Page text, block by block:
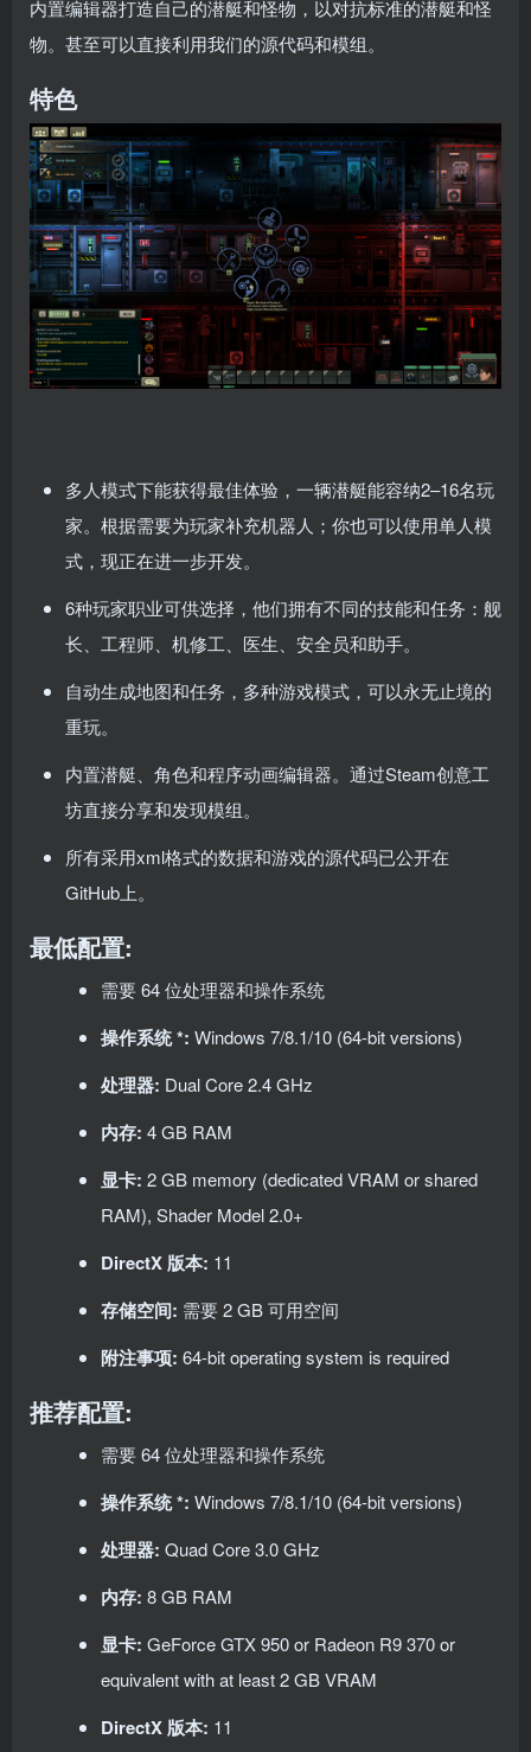
内置编辑器打造自己的潜艇和怪物，以对抗标准的潜艇和怪
物。甚至可以直接利用我们的源代码和模组。
特色
多人模式下能获得最佳体验，一辆潜艇能容纳2–16名玩
家。根据需要为玩家补充机器人；你也可以使用单人模
式，现正在进一步开发。
6种玩家职业可供选择，他们拥有不同的技能和任务：舰
长、工程师、机修工、医生、安全员和助手。
自动生成地图和任务，多种游戏模式，可以永无止境的
重玩。
内置潜艇、角色和程序动画编辑器。通过Steam创意工
坊直接分享和发现模组。
所有采用xml格式的数据和游戏的源代码已公开在
GitHub上。
最低配置:
需要 64 位处理器和操作系统
操作系统 *: Windows 7/8.1/10 (64-bit versions)
处理器: Dual Core 2.4 GHz
内存: 4 GB RAM
显卡: 2 GB memory (dedicated VRAM or shared
RAM), Shader Model 2.0+
DirectX 版本: 11
存储空间: 需要 2 GB 可用空间
附注事项: 64-bit operating system is required
推荐配置:
需要 64 位处理器和操作系统
操作系统 *: Windows 7/8.1/10 (64-bit versions)
处理器: Quad Core 3.0 GHz
内存: 8 GB RAM
显卡: GeForce GTX 950 or Radeon R9 370 or
equivalent with at least 2 GB VRAM
DirectX 版本: 11